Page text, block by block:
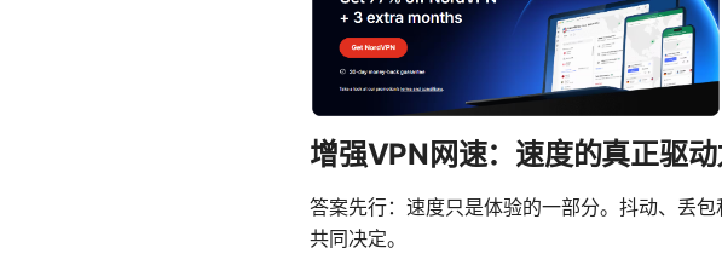
增强VPN网速：速度的真正驱
答案先行：速度只是体验的一部分。抖动、丢
共同决定。